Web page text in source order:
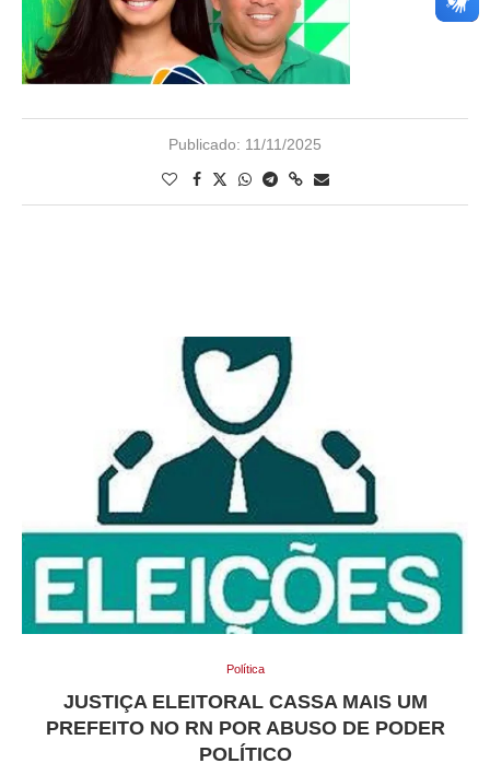
Publicado: 11/11/2025
Política
JUSTIÇA ELEITORAL CASSA MAIS UM
PREFEITO NO RN POR ABUSO DE PODER
POLÍTICO